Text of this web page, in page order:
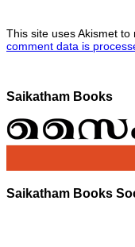
This site uses Akismet to
comment data is
Saikatham Books
Saikatham Books